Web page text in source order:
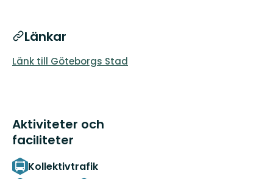
Länkar
Länk till Göteborgs Stad
Aktiviteter och
faciliteter
Kollektivtrafik